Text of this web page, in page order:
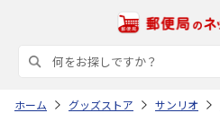
ホーム グッズストア サンリオ